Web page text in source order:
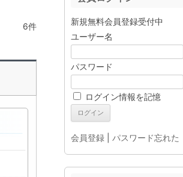
6件
新規無料会員登録受付中
ユーザー名
パスワード
ログイン情報を記憶
会員登録| パスワード忘れた